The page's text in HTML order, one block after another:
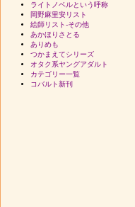
ライトノベルという呼称
岡野麻里安リスト
絵師リスト-その他
あかほりさとる
ありめも
つかまえてシリーズ
オタク系ヤングアダルト
カテゴリー一覧
コバルト新刊